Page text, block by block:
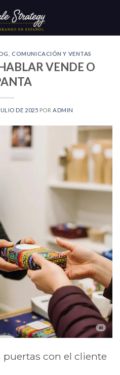
,COMUNICACIÓN Y VENTAS
VENDE O
DE 2025 POR ADMIN
puertas con el cliente